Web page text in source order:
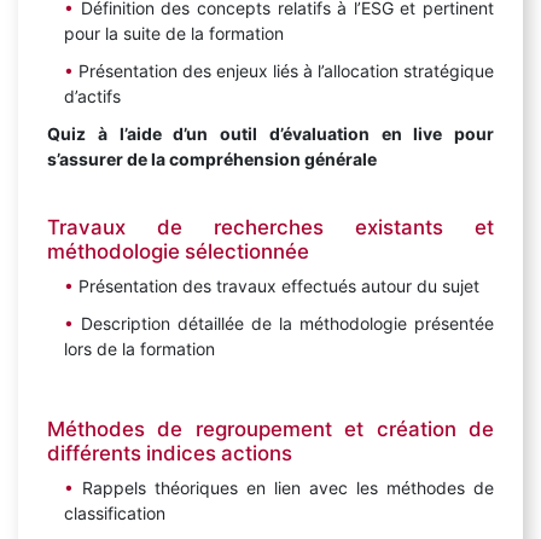
Définition des concepts relatifs à l’ESG et pertinent
pour la suite de la formation
Présentation des enjeux liés à l’allocation stratégique
d’actifs
Quiz à l’aide d’un outil d’évaluation en live pour
s’assurer de la compréhension générale
Travaux de recherches existants et
méthodologie sélectionnée
Présentation des travaux effectués autour du sujet
Description détaillée de la méthodologie présentée
lors de la formation
Méthodes de regroupement et création de
différents indices actions
Rappels théoriques en lien avec les méthodes de
classification